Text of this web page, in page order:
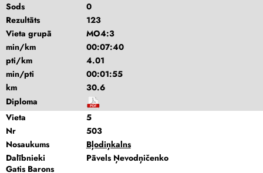
Sods
0
Rezultāts
123
Vieta grupā
MO4:3
min/km
00:07:40
pti/km
4.01
min/pti
00:01:55
km
30.6
Diploma
Vieta
5
Nr
503
Nosaukums
Bļodiņkalns
Dalībnieki
Pāvels Ņevodņičenko
Gatis Barons